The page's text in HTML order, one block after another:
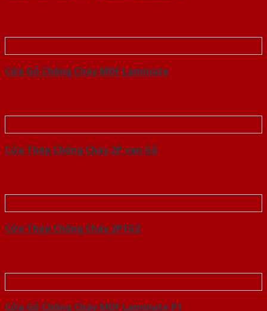
Cửa Gỗ Chống Cháy MDF Laminate
Cửa Thép Chống Cháy 2P van Gỗ
Cửa Thép Chống Cháy 2P1G2
Cửa Gỗ Chống Cháy MDF Laminate P1